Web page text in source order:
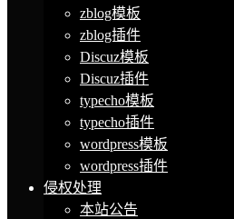
zblog模板
zblog插件
Discuz模板
Discuz插件
typecho模板
typecho插件
wordpress模板
wordpress插件
侵权处理
本站公告